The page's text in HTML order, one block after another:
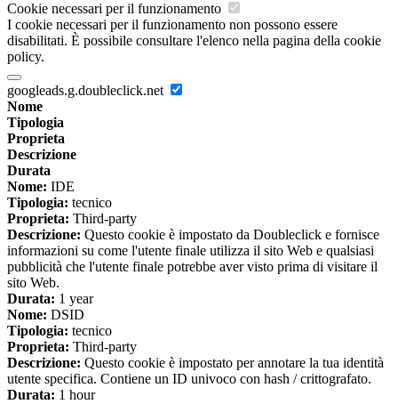
Cookie necessari per il funzionamento
I cookie necessari per il funzionamento non possono essere
disabilitati. È possibile consultare l'elenco nella pagina della cookie
policy.
googleads.g.doubleclick.net
Nome
Tipologia
Proprieta
Descrizione
Durata
Nome: IDE
Tipologia: tecnico
Proprieta: Third-party
Descrizione: Questo cookie è impostato da Doubleclick e fornisce
informazioni su come l'utente finale utilizza il sito Web e qualsiasi
pubblicità che l'utente finale potrebbe aver visto prima di visitare il
sito Web.
Durata: 1 year
Nome: DSID
Tipologia: tecnico
Proprieta: Third-party
Descrizione: Questo cookie è impostato per annotare la tua identità
utente specifica. Contiene un ID univoco con hash / crittografato.
Durata: 1 hour